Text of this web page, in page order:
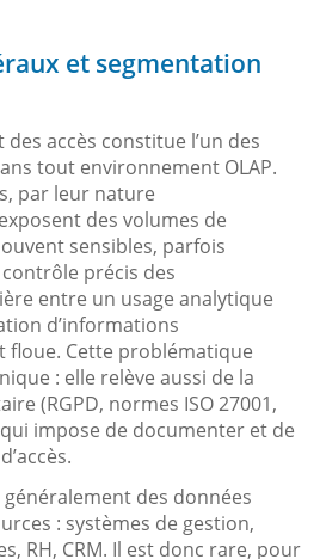
et segmentation
accès constitue l’un des
tout environnement OLAP.
par leur nature
des volumes de
sensibles, parfois
précis des
entre un usage analytique
d’informations
floue. Cette problématique
: elle relève aussi de la
(RGPD, normes ISO 27001,
impose de documenter et de
des données
: systèmes de gestion,
RH, CRM. Il est donc rare, pour